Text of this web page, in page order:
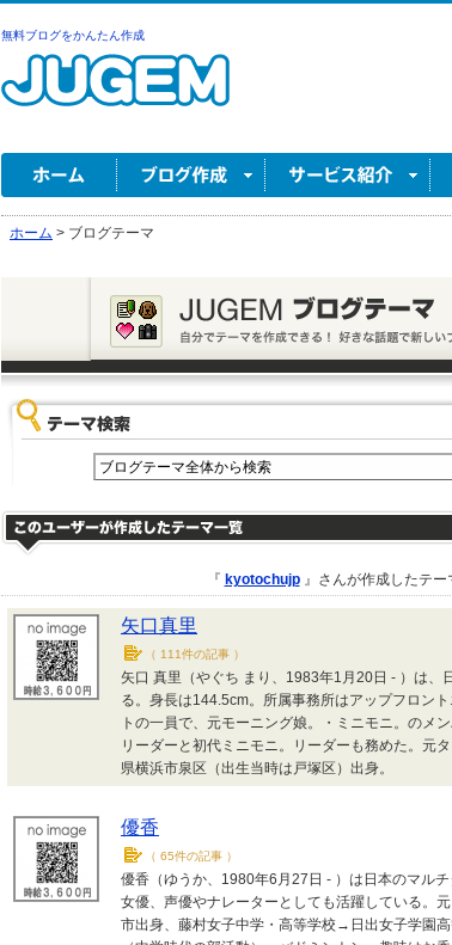
無料ブログをかんたん作成
ホーム > ブログテーマ
『 kyotochujp』さんが作成したテー
矢口真里
（ 111件の記事 ）
矢口 真里（やぐち まり、1983年1月20日 - ）は、
る。身長は144.5cm。所属事務所はアップフロン
トの一員で、元モーニング娘。・ミニモニ。のメ
リーダーと初代ミニモニ。リーダーも務めた。元
県横浜市泉区（出生当時は戸塚区）出身。
優香
（ 65件の記事 ）
優香（ゆうか、1980年6月27日 - ）は日本のマル
女優、声優やナレーターとしても活躍している。
市出身、藤村女子中学・高等学校→日出女子学園